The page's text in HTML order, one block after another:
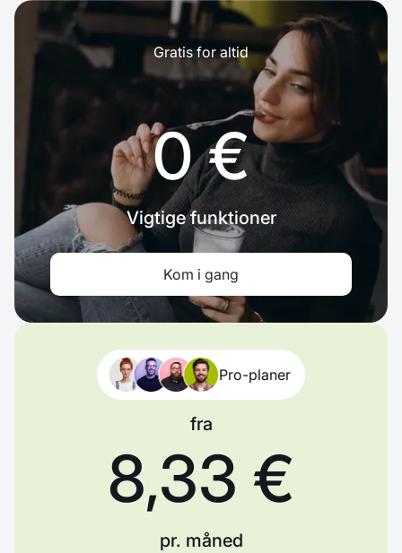
Gratis for altid
0 €
Vigtige funktioner
Kom i gang
Pro-planer
fra
8,33 €
pr. måned